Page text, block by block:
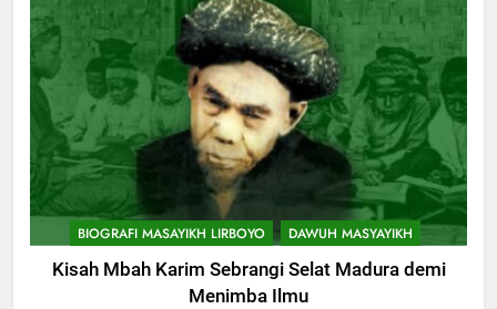
BIOGRAFI MASAYIKH LIRBOYO DAWUH MASYAYIKH
Kisah Mbah Karim Sebrangi Selat Madura demi
Menimba Ilmu